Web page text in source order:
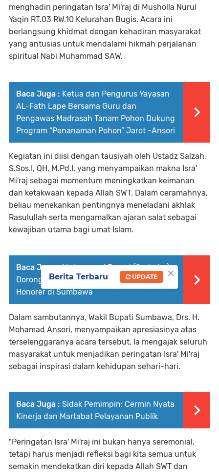
menghadiri peringatan Isra' Mi'raj di Musholla Nurul
Yaqin RT.03 RW.10 Kelurahan Bugis. Acara ini
berlangsung khidmat dengan kehadiran masyarakat
yang antusias untuk mendalami hikmah perjalanan
spiritual Nabi Muhammad SAW.
Baca Juga : Ketua dan Pengurus Yayasan
AL-Fath Lape Bersama Guru dan
Pengawas Madrasah Tanam Pohon Dukung
Program “Penanaman Pohon” Jarot -Ansori
Kegiatan ini diisi dengan tausiyah oleh Ustadz Salzah,
S.Sos.I, QH, M.Pd.I, yang menyampaikan makna Isra'
Mi'raj sebagai momentum meningkatkan keimanan
dan ketakwaan kepada Allah SWT. Dalam ceramahnya,
beliau menekankan pentingnya meneladani akhlak
Rasulullah serta mengamalkan ajaran salat sebagai
kewajiban utama bagi umat Islam.
Baca Juga : Muhammad Faesal (Gerindra)
Dorong Solusi Humanis bagi Tenaga
Honorer di Sumbawa
Dalam sambutannya, Wakil Bupati Sumbawa, Drs. H.
Mohamad Ansori, menyampaikan apresiasinya atas
terselenggaranya acara tersebut. Ia mengajak seluruh
masyarakat untuk menjadikan peringatan Isra' Mi'raj
sebagai inspirasi dalam kehidupan sehari-hari.
Baca Juga : Sidak Pemimpin: Cermin Nyata
Kinerja dan Martabat Pelayanan Publik
"Peringatan Isra' Mi'raj ini bukan hanya seremonial,
tetapi harus menjadi refleksi bagi kita semua untuk
semakin mendekatkan diri kepada Allah SWT dan
×
Berita Terbaru UPDATE